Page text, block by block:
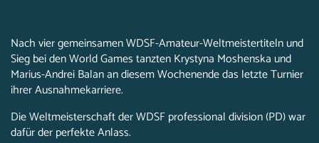
Nach vier gemeinsamen WDSF-Amateur-Weltmeistertiteln und
Sieg bei den World Games tanzten Krystyna Moshenska und
Marius-Andrei Balan an diesem Wochenende das letzte Turnier
ihrer Ausnahmekarriere.
Die Weltmeisterschaft der WDSF professional division (PD) war
dafür der perfekte Anlass.